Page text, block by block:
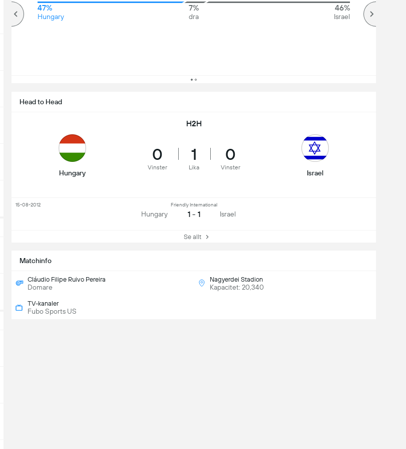
Matchinfo
Cláudio Filipe Ruivo Pereira
Domare
Nagyerdei Stadion
Kapacitet: 20,340
TV-kanaler
Fubo Sports US
47%
Hungary
7%
dra
46%
Israel
Head to Head
H2H
Hungary
0
Vinster
1
Lika
0
Vinster
Israel
Hungary
Friendly International
1 - 1 Israel
15-08-2012
Se allt